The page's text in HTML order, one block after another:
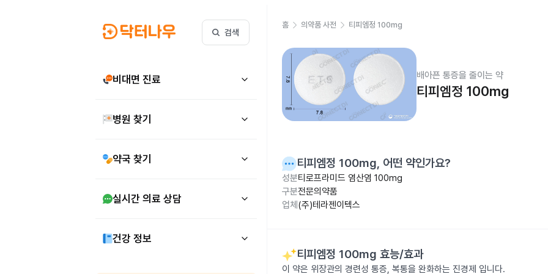
검색
비대면 진료
병원 찾기
약국 찾기
실시간 의료 상담
건강 정보
홈 의약품 사전 티피엠정 100mg
배아픈 통증을 줄이는 약
티피엠정 100mg
티피엠정 100mg, 어떤 약인가요?
성분티로프라미드 염산염 100mg
구분전문의약품
업체 (주)테라젠이텍스
티피엠정 100mg 효능/효과
이 약은 위장관의 경련성 통증, 복통을 완화하는 진경제 입니다.